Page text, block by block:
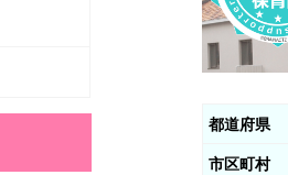
都道府県
市区町村